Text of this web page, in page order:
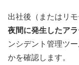
出社後（またはリ
夜間に発生したア
ンシデント管理ツ
かを確認します。